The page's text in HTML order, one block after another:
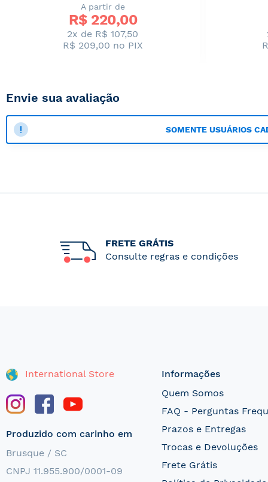
A partir de
R$ 220,00
2x de R$ 107,50
R$ 209,00 no PIX
Envie sua avaliação
SOMENTE USUÁRIOS
FRETE GRÁTIS
Consulte regras e condições
International Store
Produzido com carinho em
Brusque / SC
CNPJ 11.955.900/0001-09
Informações
Quem Somos
FAQ - Perguntas
Prazos e Entregas
Trocas e Devoluções
Frete Grátis